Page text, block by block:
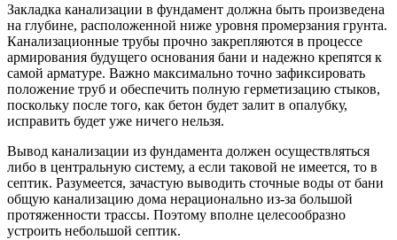
Закладка канализации в фундамент должна быть произведена
на глубине, расположенной ниже уровня промерзания грунта.
Канализационные трубы прочно закрепляются в процессе
армирования будущего основания бани и надежно крепятся к
самой арматуре. Важно максимально точно зафиксировать
положение труб и обеспечить полную герметизацию стыков,
поскольку после того, как бетон будет залит в опалубку,
исправить будет уже ничего нельзя.
Вывод канализации из фундамента должен осуществляться
либо в центральную систему, а если таковой не имеется, то в
септик. Разумеется, зачастую выводить сточные воды от бани
общую канализацию дома нерационально из-за большой
протяженности трассы. Поэтому вполне целесообразно
устроить небольшой септик.